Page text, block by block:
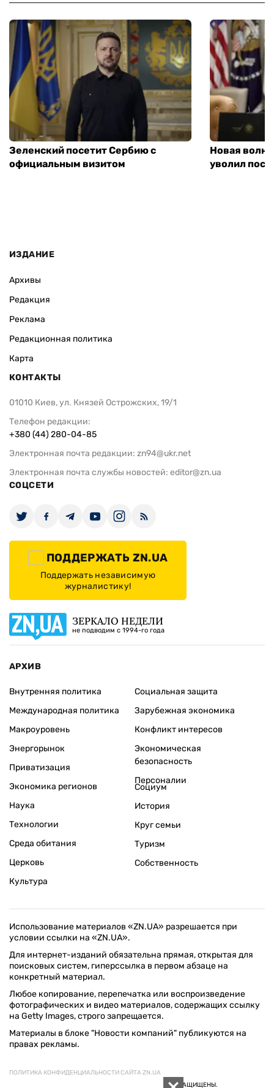
Зеленский посетит Сербию с
официальным визитом
Новая
уволил
ИЗДАНИЕ
Архивы
Редакция
Реклама
Редакционная политика
Карта
КОНТАКТЫ
01010 Киев, ул. Князей Острожских, 19/1
Телефон редакции:
+380 (44) 280-04-85
Электронная почта редакции: zn94@ukr.net
Электронная почта службы новостей: editor@zn.ua
СОЦСЕТИ
ПОДДЕРЖАТЬ ZN.UA
Поддержать независимую
журналистику!
ЗЕРКАЛО НЕДЕЛИ
не подводим с 1994-го года
АРХИВ
Внутренняя политика
Международная политика
Макроуровень
Энергорынок
Приватизация
Экономика регионов
Социальная защита
Зарубежная экономика
Конфликт интересов
Экономическая
безопасность
Персоналии
Наука
Технологии
Среда обитания
Церковь
Культура
Социум
История
Круг семьи
Туризм
Собственность
Использование материалов «ZN.UA» разрешается при
условии ссылки на «ZN.UA».
Для интернет-изданий обязательна прямая, открытая для
поисковых систем, гиперссылка в первом абзаце на
конкретный материал.
Любое копирование, перепечатка или воспроизведение
фотографических и видео материалов, содержащих ссылку
на Getty Images, строго запрещается.
Материалы в блоке "Новости компаний" публикуются на
правах рекламы.
ПОЛИТИКА КОНФИДЕНЦИАЛЬНОСТИ САЙТА ZN.UA
© 1994–2026 «ЗЕРКАЛО НЕДЕЛИ. УКРАИНА». ВСЕ ПРАВА ЗАЩИЩЕНЫ.